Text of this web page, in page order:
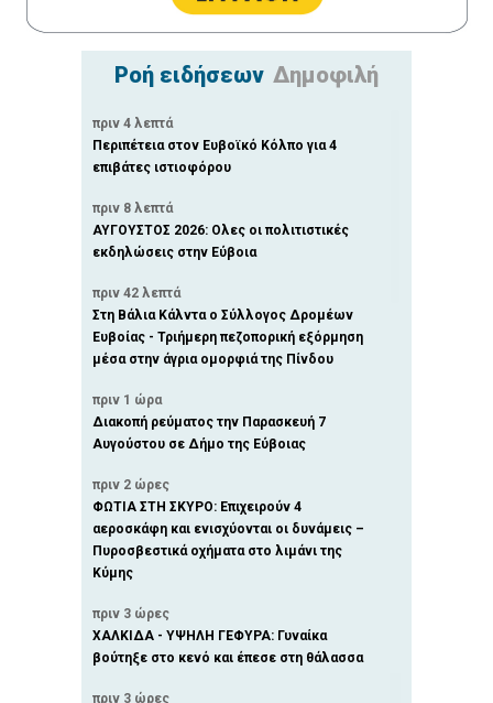
Ροή ειδήσεων Δημοφιλή
πριν 4 λεπτά
Περιπέτεια στον Ευβοϊκό Κόλπο για 4
επιβάτες ιστιοφόρου
πριν 8 λεπτά
ΑΥΓΟΥΣΤΟΣ 2026: Ολες οι πολιτιστικές
εκδηλώσεις στην Εύβοια
πριν 42 λεπτά
Στη Βάλια Κάλντα ο Σύλλογος Δρομέων
Ευβοίας - Τριήμερη πεζοπορική εξόρμηση
μέσα στην άγρια ομορφιά της Πίνδου
πριν 1 ώρα
Διακοπή ρεύματος την Παρασκευή 7
Αυγούστου σε Δήμο της Εύβοιας
πριν 2 ώρες
ΦΩΤΙΑ ΣΤΗ ΣΚΥΡΟ: Επιχειρούν 4
αεροσκάφη και ενισχύονται οι δυνάμεις –
Πυροσβεστικά οχήματα στο λιμάνι της
Κύμης
πριν 3 ώρες
ΧΑΛΚΙΔΑ - ΥΨΗΛΗ ΓΕΦΥΡΑ: Γυναίκα
βούτηξε στο κενό και έπεσε στη θάλασσα
πριν 3 ώρες